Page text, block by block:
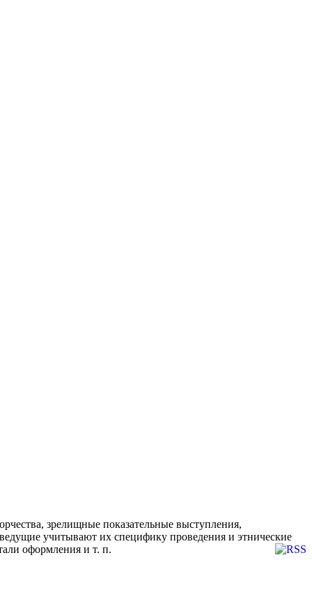
зрелищные показательные выступления,
учитывают их специфику проведения и этнические
оформления и т. п.